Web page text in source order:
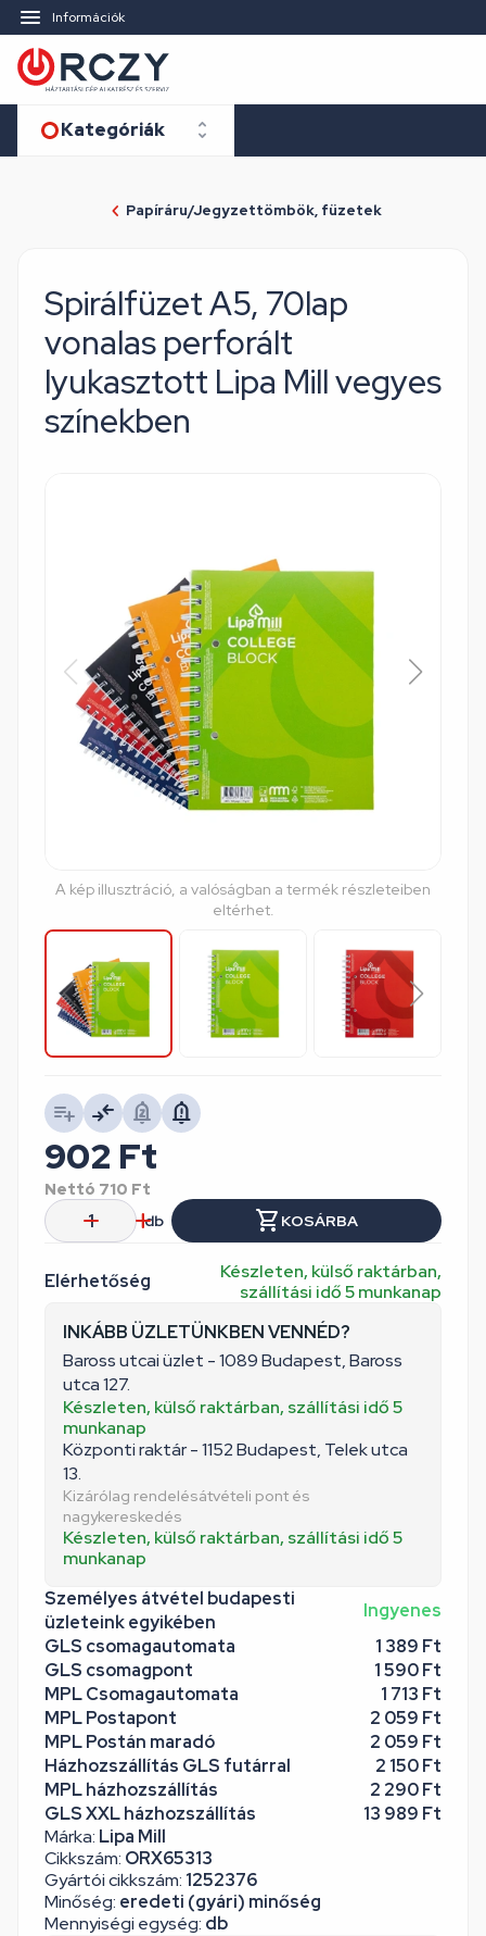
Információk
Kategóriák
Papíráru/Jegyzettömbök, füzetek
Spirálfüzet A5, 70lap
vonalas perforált
lyukasztott Lipa Mill vegyes
színekben
A kép illusztráció, a valóságban a termék részleteiben
eltérhet.
Márka: Lipa Mill
Cikkszám: ORX65313
Gyártói cikkszám: 1252376
Minőség: eredeti (gyári) minőség
Mennyiségi egység: db
Elérhetőség
Készleten, külső raktárban,
szállítási idő 5 munkanap
INKÁBB ÜZLETÜNKBEN VENNÉD?
Baross utcai üzlet - 1089 Budapest, Baross
utca 127.
Készleten, külső raktárban, szállítási idő 5
munkanap
Központi raktár - 1152 Budapest, Telek utca
13.
Kizárólag rendelésátvételi pont és
nagykereskedés
Készleten, külső raktárban, szállítási idő 5
munkanap
Személyes átvétel budapesti
üzleteink egyikében
Ingyenes
GLS csomagautomata
1 389 Ft
GLS csomagpont
1 590 Ft
MPL Csomagautomata
1 713 Ft
MPL Postapont
2 059 Ft
MPL Postán maradó
2 059 Ft
Házhozszállítás GLS futárral
2 150 Ft
MPL házhozszállítás
2 290 Ft
GLS XXL házhozszállítás
13 989 Ft
902 Ft
Nettó 710 Ft
db
KOSÁRBA